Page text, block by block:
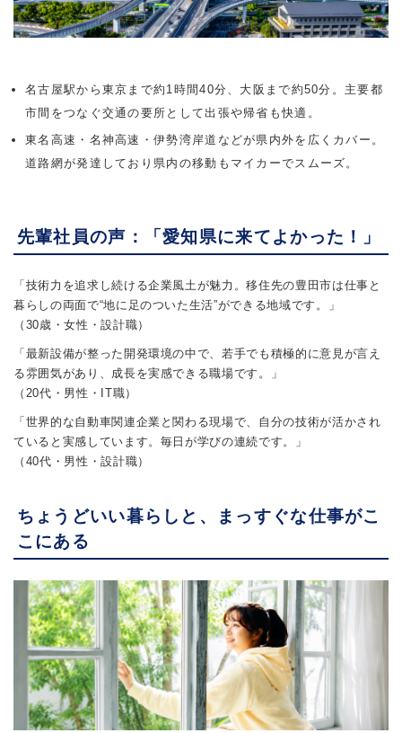
名古屋駅から東京まで約1時間40分、大阪まで約50分。主要都
市間をつなぐ交通の要所として出張や帰省も快適。
東名高速・名神高速・伊勢湾岸道などが県内外を広くカバー。
道路網が発達しており県内の移動もマイカーでスムーズ。
先輩社員の声：「愛知県に来てよかった！」
「技術力を追求し続ける企業風土が魅力。移住先の豊田市は仕事と
暮らしの両面で“地に足のついた生活”ができる地域です。」
（30歳・女性・設計職）
「最新設備が整った開発環境の中で、若手でも積極的に意見が言え
る雰囲気があり、成長を実感できる職場です。」
（20代・男性・IT職）
「世界的な自動車関連企業と関わる現場で、自分の技術が活かされ
ていると実感しています。毎日が学びの連続です。」
（40代・男性・設計職）
ちょうどいい暮らしと、まっすぐな仕事がこ
こにある